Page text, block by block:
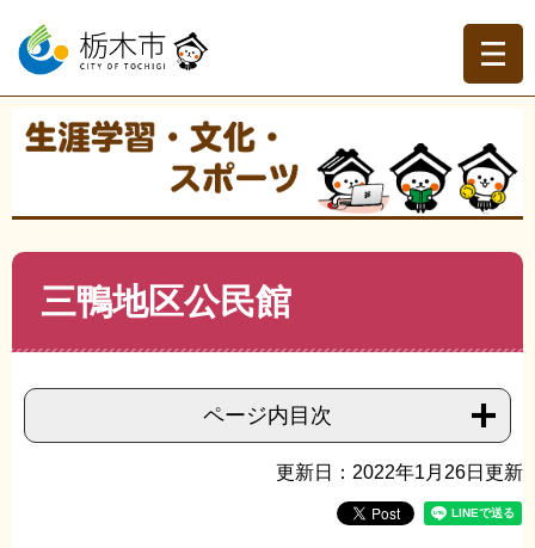
ー
の
ニ
ー
て
本
現在地
生涯学習・文化・スポーツ >生涯学習>
三鴨地区公民館
三鴨地区公民館
ページ内目次
更新日：2022年1月26日更新